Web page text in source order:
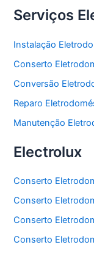
Serviços
Instalação
Conserto
Conversão
Reparo
Manutenção
Electrolux
Conserto
Conserto
Conserto
Conserto